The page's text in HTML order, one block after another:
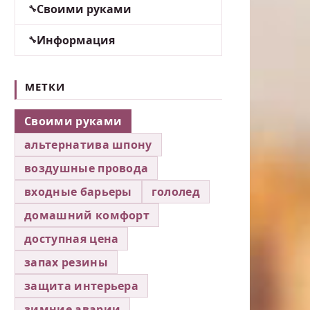
Своими руками
Информация
МЕТКИ
Своими руками
альтернатива шпону
воздушные провода
входные барьеры
гололед
домашний комфорт
доступная цена
запах резины
защита интерьера